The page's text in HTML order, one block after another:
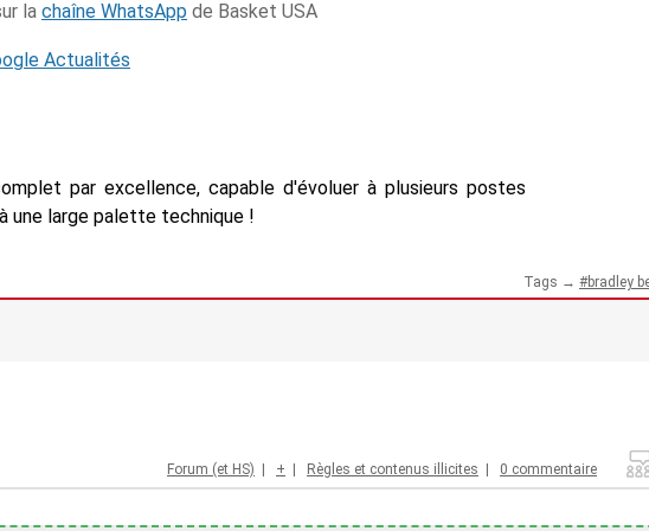
la chaîne WhatsApp de Basket USA
Actualités
par excellence, capable d'évoluer à plusieurs postes
une large palette technique !
Tags → bradley
Forum (et HS) + Règles et contenus illicites 0 commentaire